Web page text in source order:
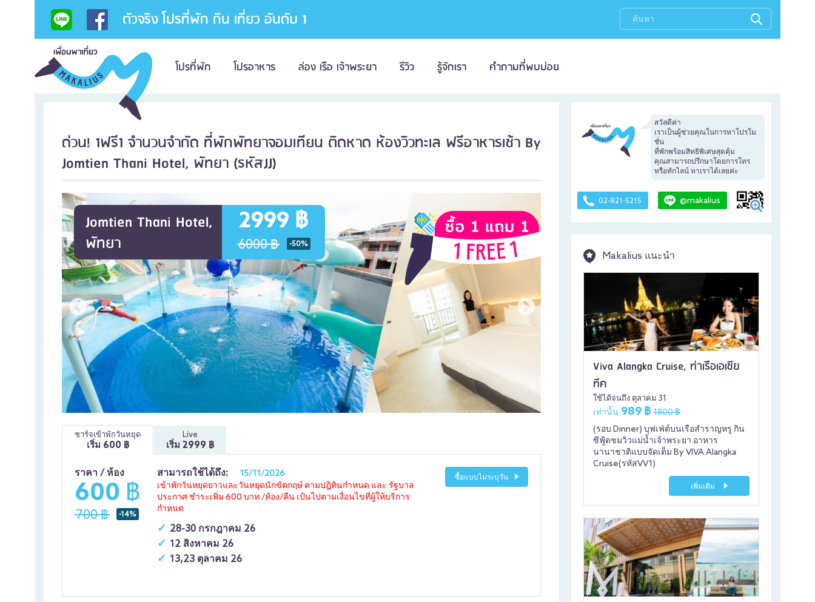
ตัวจริง โปรที่พัก กิน เที่ยว อันดับ 1
โปรที่พัก โปรอาหาร ล่อง เรือ เจ้าพระยา รีวิว รู้จักเรา คำถามที่พบบ่อย
ด่วน! 1ฟรี1 จำนวนจำกัด ที่พักพัทยาจอมเทียน ติดหาด ห้องวิวทะเล ฟรีอาหารเช้า By
Jomtien Thani Hotel, พัทยา (รหัสJJ)
Jomtien Thani Hotel,
พัทยา
2999 ฿
6000 ฿ -50%
ชาร์จเข้าพักวันหยุด
เริ่ม 600 ฿
Live
เริ่ม 2999 ฿
ราคา / ห้อง
600 ฿
700 ฿ -14%
สามารถใช้ได้ถึง:
15/11/2026
เข้าพักวันหยุดยาวและวันหยุดนักขัตกฤษ์ ตามปฎิทินกำหนด และ รัฐบาล
ประกาศ ชำระเพิ่ม 600 บาท /ห้อง/คืน เป้นไปตามเงื่อนไขที่ผู้ให้บริการ
กำหนด
28-30 กรกฎาคม 26
12 สิงหาคม 26
13,23 ตุลาคม 26
ซื้อแบบไม่ระบุวัน
สวัสดีค่า
เราเป็นผู้ช่วยคุณในการหาโปรโม
ชั่น
ที่พักพร้อมสิทธิพิเศษสุดคุ้ม
คุณสามารถปรึกษาโดยการโทร
หรือทักไลน์ หาเราได้เลยค่ะ
02-821-5215 @makalius
Makalius แนะนำ
Viva Alangka Cruise, ท่าเรือเอเชีย
ทีค
ใช้ได้จนถึง ตุลาคม 31
เท่านั้น 989 ฿ 1800 ฿
(รอบ Dinner) บุฟเฟ่ต์บนเรือสำราญหรู กิน
ซีฟู้ดชมวิวแม่น้ำเจ้าพระยา อาหาร
นานาชาติแบบจัดเต็ม By VIVA Alangka
Cruise(รหัสVV1)
เพิ่มเติม